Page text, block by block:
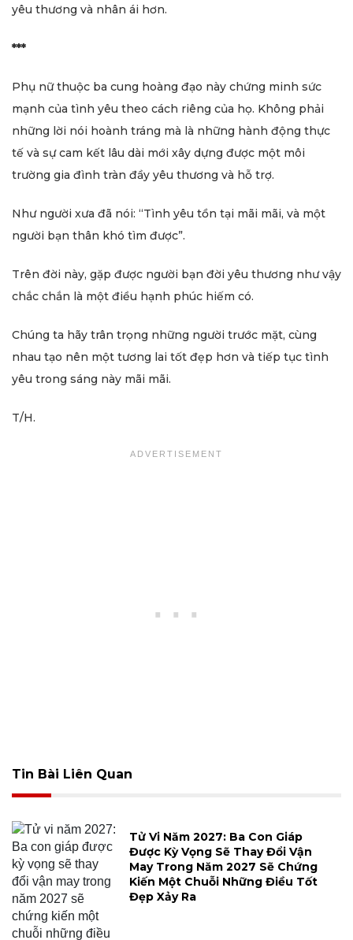
yêu thương và nhân ái hơn.
***
Phụ nữ thuộc ba cung hoàng đạo này chứng minh sức
mạnh của tình yêu theo cách riêng của họ. Không phải
những lời nói hoành tráng mà là những hành động thực
tế và sự cam kết lâu dài mới xây dựng được một môi
trường gia đình tràn đầy yêu thương và hỗ trợ.
Như người xưa đã nói: “Tình yêu tồn tại mãi mãi, và một
người bạn thân khó tìm được”.
Trên đời này, gặp được người bạn đời yêu thương như vậy
chắc chắn là một điều hạnh phúc hiếm có.
Chúng ta hãy trân trọng những người trước mặt, cùng
nhau tạo nên một tương lai tốt đẹp hơn và tiếp tục tình
yêu trong sáng này mãi mãi.
T/H.
Tin Bài Liên Quan
Tử Vi Năm 2027: Ba Con Giáp
Được Kỳ Vọng Sẽ Thay Đổi Vận
May Trong Năm 2027 Sẽ Chứng
Kiến Một Chuỗi Những Điều Tốt
Đẹp Xảy Ra